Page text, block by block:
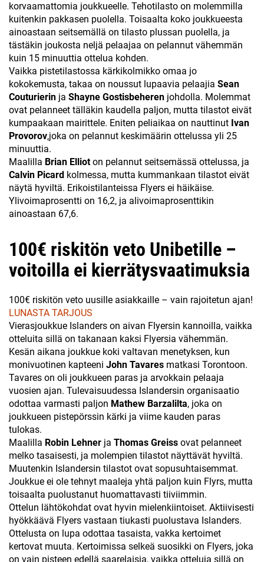
korvaamattomia joukkueelle. Tehotilasto on molemmilla
kuitenkin pakkasen puolella. Toisaalta koko joukkueesta
ainoastaan seitsemällä on tilasto plussan puolella, ja
tästäkin joukosta neljä pelaajaa on pelannut vähemmän
kuin 15 minuuttia ottelua kohden.
Vaikka pistetilastossa kärkikolmikko omaa jo
kokokemusta, takaa on noussut lupaavia pelaajia Sean
Couturierin ja Shayne Gostisbeheren johdolla. Molemmat
ovat pelanneet tälläkin kaudella paljon, mutta tilastot eivät
kumpaakaan mairittele. Eniten peliaikaa on nauttinut Ivan
Provorov,joka on pelannut keskimäärin ottelussa yli 25
minuuttia.
Maalilla Brian Ellioton pelannut seitsemässä ottelussa, ja
Calvin Picard kolmessa, mutta kummankaan tilastot eivät
näytä hyviltä. Erikoistilanteissa Flyers ei häikäise.
Ylivoimaprosentti on 16,2, ja alivoimaprosenttikin
ainoastaan 67,6.
100€ riskitön veto Unibetille –
voitoilla ei kierrätysvaatimuksia
100€ riskitön veto uusille asiakkaille – vain rajoitetun ajan!
LUNASTA TARJOUS
Vierasjoukkue Islanders on aivan Flyersin kannoilla, vaikka
otteluita sillä on takanaan kaksi Flyersia vähemmän.
Kesän aikana joukkue koki valtavan menetyksen, kun
monivuotinen kapteeni John Tavares matkasi Torontoon.
Tavares on oli joukkueen paras ja arvokkain pelaaja
vuosien ajan. Tulevaisuudessa Islandersin organisaatio
odottaa varmasti paljon Mathew Barzalilta, joka on
joukkueen pistepörssin kärki ja viime kauden paras
tulokas.
Maalilla Robin Lehner ja Thomas Greiss ovat pelanneet
melko tasaisesti, ja molempien tilastot näyttävät hyviltä.
Muutenkin Islandersin tilastot ovat sopusuhtaisemmat.
Joukkue ei ole tehnyt maaleja yhtä paljon kuin Flyrs, mutta
toisaalta puolustanut huomattavasti tiiviimmin.
Ottelun lähtökohdat ovat hyvin mielenkiintoiset. Aktiivisesti
hyökkäävä Flyers vastaan tiukasti puolustava Islanders.
Ottelusta on lupa odottaa tasaista, vakka kertoimet
kertovat muuta. Kertoimissa selkeä suosikki on Flyers, joka
on vain pisteen edellä saarelaisia, vaikka otteluja sillä on